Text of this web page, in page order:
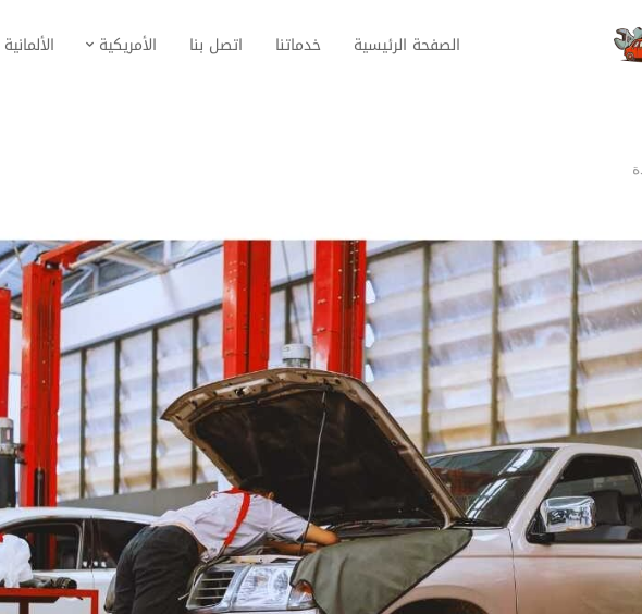
الصفحة الرئيسية خدماتنا اتصل بنا الأمريكية